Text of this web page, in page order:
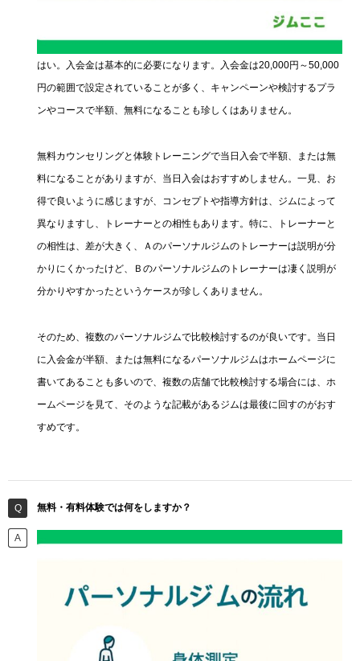
はい。入会金は基本的に必要になります。入会金は20,000円～50,000
円の範囲で設定されていることが多く、キャンペーンや検討するプラ
ンやコースで半額、無料になることも珍しくはありません。
無料カウンセリングと体験トレーニングで当日入会で半額、または無
料になることがありますが、当日入会はおすすめしません。一見、お
得で良いように感じますが、コンセプトや指導方針は、ジムによって
異なりますし、トレーナーとの相性もあります。特に、トレーナーと
の相性は、差が大きく、Ａのパーソナルジムのトレーナーは説明が分
かりにくかったけど、Ｂのパーソナルジムのトレーナーは凄く説明が
分かりやすかったというケースが珍しくありません。
そのため、複数のパーソナルジムで比較検討するのが良いです。当日
に入会金が半額、または無料になるパーソナルジムはホームページに
書いてあることも多いので、複数の店舗で比較検討する場合には、ホ
ームページを見て、そのような記載があるジムは最後に回すのがおす
すめです。
無料・有料体験では何をしますか？